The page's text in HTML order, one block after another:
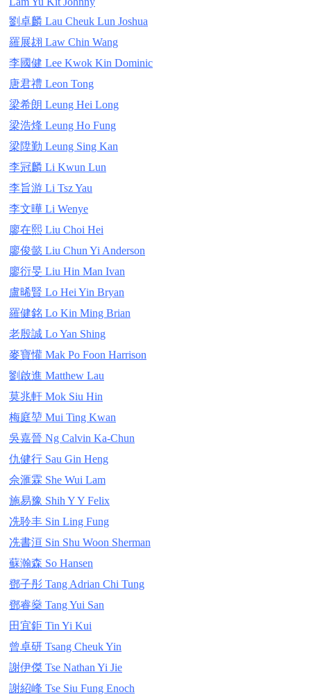
劉卓麟 Lau Cheuk Lun Joshua
羅展翃 Law Chin Wang
李國健 Lee Kwok Kin Dominic
唐君禮 Leon Tong
梁希朗 Leung Hei Long
梁浩烽 Leung Ho Fung
梁陞勤 Leung Sing Kan
李冠麟 Li Kwun Lun
李旨游 Li Tsz Yau
李文曄 Li Wenye
廖在熙 Liu Choi Hei
廖俊懿 Liu Chun Yi Anderson
廖衍旻 Liu Hin Man Ivan
盧晞賢 Lo Hei Yin Bryan
羅健銘 Lo Kin Ming Brian
老殷誠 Lo Yan Shing
麥寶懽 Mak Po Foon Harrison
劉啟進 Matthew Lau
莫兆軒 Mok Siu Hin
梅庭堃 Mui Ting Kwan
吳嘉晉 Ng Calvin Ka-Chun
仇健行 Sau Gin Heng
佘滙霖 She Wui Lam
施易豫 Shih Y Y Felix
冼聆丰 Sin Ling Fung
冼書洹 Sin Shu Woon Sherman
蘇瀚森 So Hansen
鄧子彤 Tang Adrian Chi Tung
鄧睿燊 Tang Yui San
田宜鉅 Tin Yi Kui
曾卓研 Tsang Cheuk Yin
謝伊傑 Tse Nathan Yi Jie
謝紹峰 Tse Siu Fung Enoch